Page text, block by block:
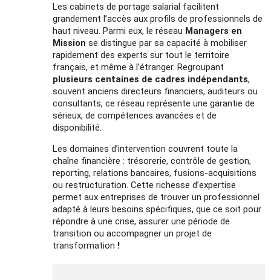
Les cabinets de portage salarial facilitent
grandement l’accès aux profils de professionnels de
haut niveau. Parmi eux, le réseau Managers en
Mission se distingue par sa capacité à mobiliser
rapidement des experts sur tout le territoire
français, et même à l’étranger. Regroupant
plusieurs centaines de cadres indépendants,
souvent anciens directeurs financiers, auditeurs ou
consultants, ce réseau représente une garantie de
sérieux, de compétences avancées et de
disponibilité.
Les domaines d’intervention couvrent toute la
chaîne financière : trésorerie, contrôle de gestion,
reporting, relations bancaires, fusions-acquisitions
ou restructuration. Cette richesse d’expertise
permet aux entreprises de trouver un professionnel
adapté à leurs besoins spécifiques, que ce soit pour
répondre à une crise, assurer une période de
transition ou accompagner un projet de
transformation !